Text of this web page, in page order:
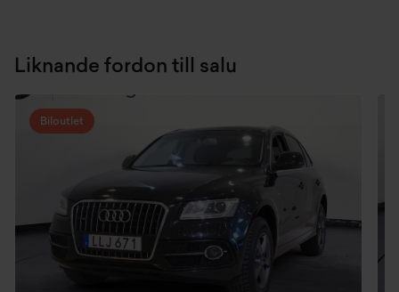
Liknande fordon till salu
Biloutlet